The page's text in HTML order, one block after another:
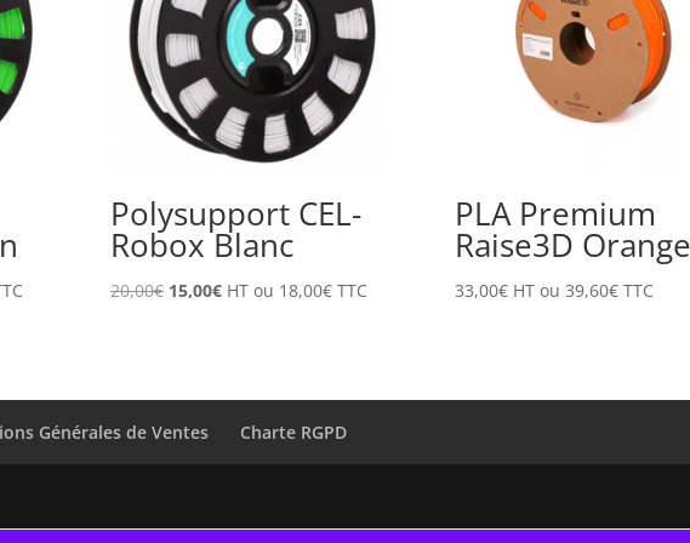
Polysupport CEL-
Robox Blanc
20,00€ Le
20,00€.
15,00€Le
15,00€.
HT ou 18,00€TTC
PLA Premium
Raise3D Orange
33,00€ HT ou 39,60€TTC
Générales de Ventes Charte RGPD